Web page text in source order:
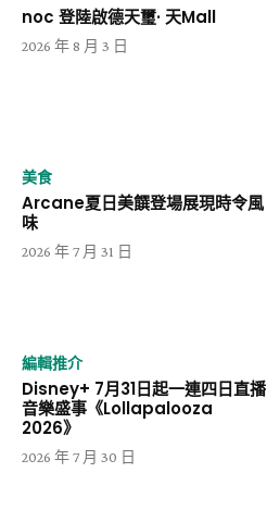
noc 登陸啟德天璽· 天Mall
2026 年 8 月 3 日
美食
Arcane夏日美饌登場展現時令風
味
2026 年 7 月 31 日
編輯推介
Disney+ 7月31日起一連四日直播
音樂盛事《Lollapalooza
2026》
2026 年 7 月 30 日